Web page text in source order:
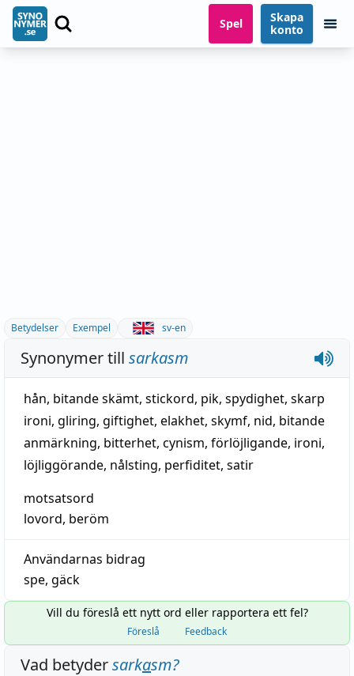
Spel
Skapa
konto
Betydelser Exempel sv-en
Synonymer till sarkasm
hån, bitande skämt, stickord, pik, spydighet, skarp
ironi, gliring, giftighet, elakhet, skymf, nid, bitande
anmärkning, bitterhet, cynism, förlöjligande, ironi,
löjliggörande, nålsting, perfiditet, satir
motsatsord
lovord, beröm
Användarnas bidrag
spe, gäck
Vill du föreslå ett nytt ord eller rapportera ett fel?
Föreslå Feedback
Vad betydersarkasm?